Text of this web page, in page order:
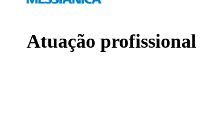
Atuação profissional